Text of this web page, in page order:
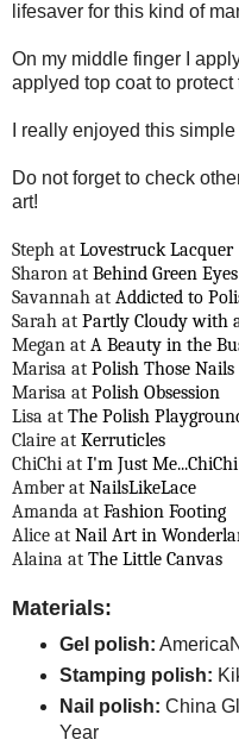
lifesaver for this kind of
On my middle finger I
applyed top coat to protect
I really enjoyed this
Do not forget to check
art!
Steph at Lovestruck Lacquer
Sharon at Behind Green Eyes
Savannah at Addicted to
Sarah at Partly Cloudy with
Megan at A Beauty in the
Marisa at Polish Those Nails
Marisa at Polish Obsession
Lisa at The Polish
Claire at Kerruticles
ChiChi at I'm Just Me...ChiChi
Amber at NailsLikeLace
Amanda at Fashion Footing
Alice at Nail Art in
Alaina at The Little Canvas
Materials:
Gel polish:
Stamping polish:
Nail polish: China
Year